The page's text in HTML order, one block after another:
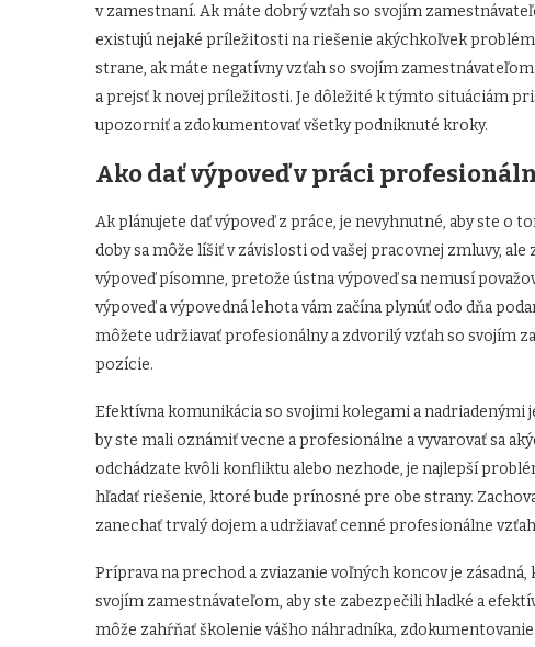
v zamestnaní. Ak máte dobrý vzťah so svojím
existujú nejaké príležitosti na riešenie akýchkoľvek
strane, ak máte negatívny vzťah so svojím
a prejsť k novej príležitosti. Je dôležité k týmto situáciám
upozorniť a zdokumentovať všetky podniknuté kroky.
Ako dať výpoveď v práci
Ak plánujete dať výpoveď z práce, je nevyhnutné, aby ste o
doby sa môže líšiť v závislosti od vašej pracovnej zmluvy,
výpoveď písomne, pretože ústna výpoveď sa nemusí
výpoveď a výpovedná lehota vám začína plynúť odo dňa
môžete udržiavať profesionálny a zdvorilý vzťah so svojím
pozície.
Efektívna komunikácia so svojimi kolegami a nadriadenými
by ste mali oznámiť vecne a profesionálne a vyvarovať sa
odchádzate kvôli konfliktu alebo nezhode, je najlepší
hľadať riešenie, ktoré bude prínosné pre obe strany.
zanechať trvalý dojem a udržiavať cenné profesionálne
Príprava na prechod a zviazanie voľných koncov je
svojím zamestnávateľom, aby ste zabezpečili hladké a
môže zahŕňať školenie vášho náhradníka,